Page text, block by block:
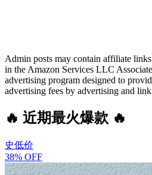
Admin posts may contain affiliate
in the Amazon Services LLC
advertising program designed to
advertising fees by advertising and
🔥 近期最火爆款 🔥
史低价
38% OFF